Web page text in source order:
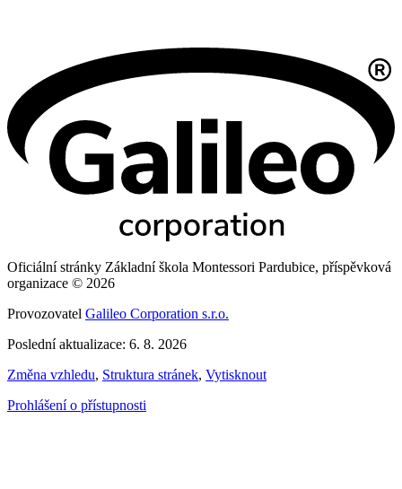
Oficiální stránky Základní škola Montessori Pardubice, příspěvková
organizace © 2026
Provozovatel Galileo Corporation s.r.o.
Poslední aktualizace: 6. 8. 2026
Změna vzhledu, Struktura stránek, Vytisknout
Prohlášení o přístupnosti